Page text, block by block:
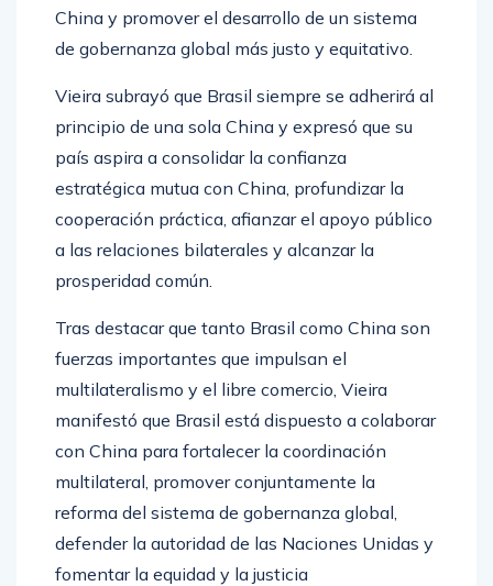
China y promover el desarrollo de un sistema
de gobernanza global más justo y equitativo.
Vieira subrayó que Brasil siempre se adherirá al
principio de una sola China y expresó que su
país aspira a consolidar la confianza
estratégica mutua con China, profundizar la
cooperación práctica, afianzar el apoyo público
a las relaciones bilaterales y alcanzar la
prosperidad común.
Tras destacar que tanto Brasil como China son
fuerzas importantes que impulsan el
multilateralismo y el libre comercio, Vieira
manifestó que Brasil está dispuesto a colaborar
con China para fortalecer la coordinación
multilateral, promover conjuntamente la
reforma del sistema de gobernanza global,
defender la autoridad de las Naciones Unidas y
fomentar la equidad y la justicia